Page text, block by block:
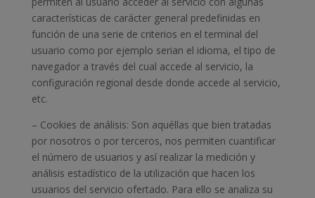
características de carácter general predefinidas en
función de una serie de criterios en el terminal del
usuario como por ejemplo serian el idioma, el tipo de
navegador a través del cual accede al servicio, la
configuración regional desde donde accede al servicio,
etc.
– Cookies de análisis: Son aquéllas que bien tratadas
por nosotros o por terceros, nos permiten cuantificar
el número de usuarios y así realizar la medición y
análisis estadístico de la utilización que hacen los
usuarios del servicio ofertado. Para ello se analiza su